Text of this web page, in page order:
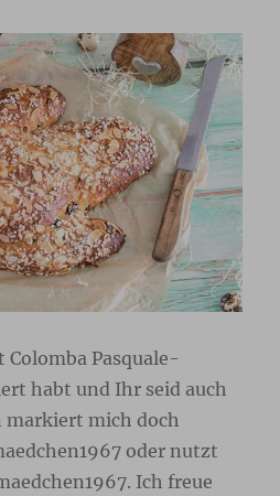
Colomba Pasquale-
habt und Ihr seid auch
markiert mich doch
oder nutzt
Ich freue